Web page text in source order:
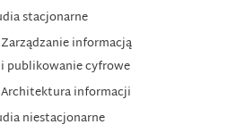
stacjonarne
Zarządzanie informacją
i publikowanie cyfrowe
Architektura informacji
niestacjonarne